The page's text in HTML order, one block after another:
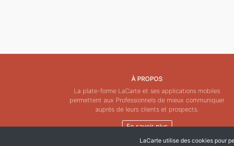
À PROPOS
La plate-forme LaCarte et ses applications mobiles
permettent aux Professionnels de mieux communiquer
auprès de leurs clients et prospects.
En savoir plus
LaCarte utilise des cookies pour